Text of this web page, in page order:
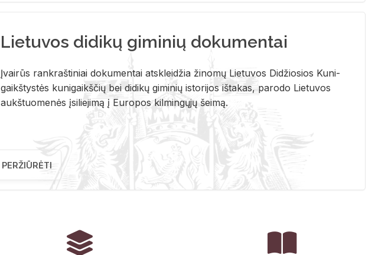
Lietuvos didikų giminių dokumentai
Įvai­rūs rank­raš­ti­niai do­ku­men­tai at­sklei­džia ži­no­mų Lie­tu­vos Di­džio­sios Ku­ni­
gaikš­tys­tės ku­ni­gaikš­čių bei di­di­kų gi­mi­nių is­to­ri­jos iš­ta­kas, pa­ro­do Lie­tu­vos
aukš­tuo­me­nės įsi­lie­ji­mą į Eu­ro­pos kil­min­gų­jų šei­mą.
PERŽIŪRĖTI